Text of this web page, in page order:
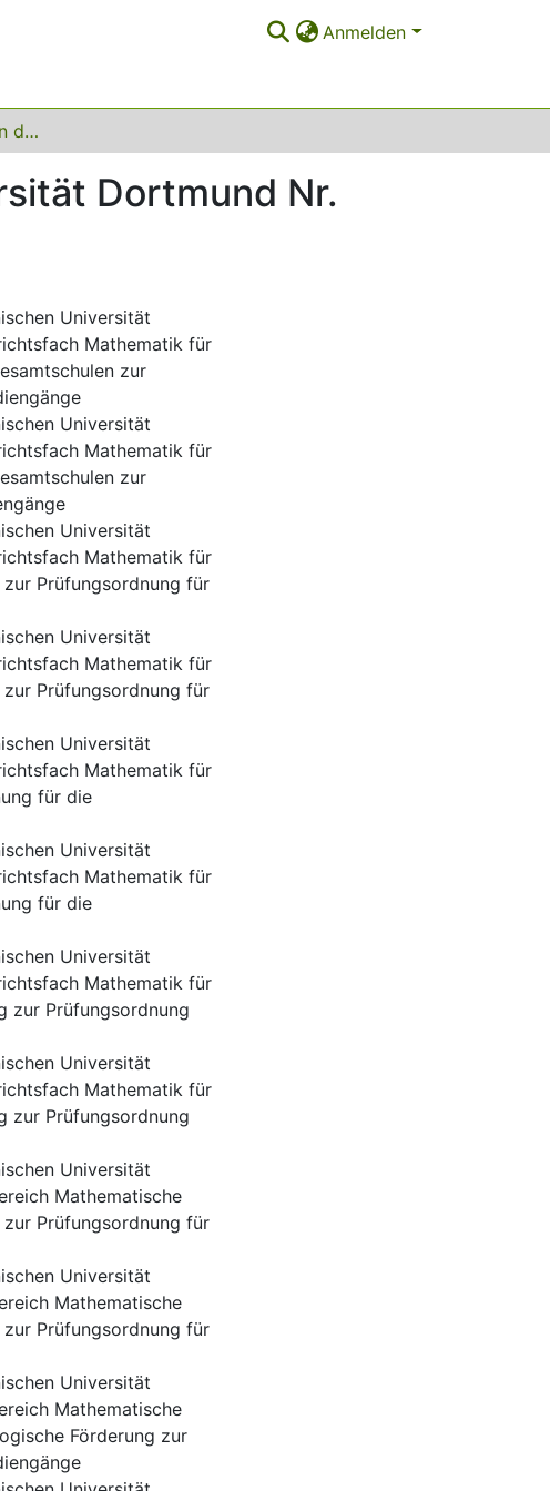
Anmelden
Amtliche Mitteilungen der Technischen Universität Dortmund Nr. 32/2022
Dortmund Nr.
Universität
Mathematik für
zur
Universität
Mathematik für
zur
Universität
Mathematik für
Prüfungsordnung für
Universität
Mathematik für
Prüfungsordnung für
Universität
Mathematik für
für die
Universität
Mathematik für
für die
Universität
Mathematik für
zur Prüfungsordnung
Universität
Mathematik für
zur Prüfungsordnung
Universität
Mathematische
Prüfungsordnung für
Universität
Mathematische
Prüfungsordnung für
Universität
Mathematische
Förderung zur